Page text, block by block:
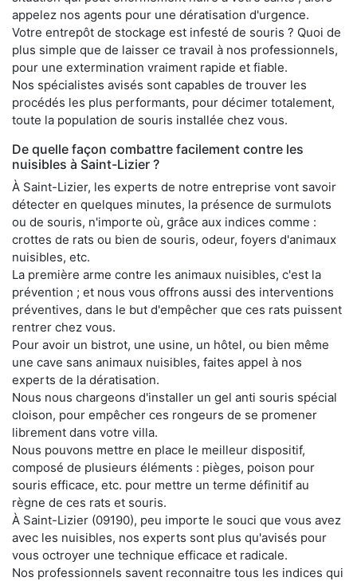
appelez nos agents pour une dératisation d'urgence.
Votre entrepôt de stockage est infesté de souris ? Quoi de
plus simple que de laisser ce travail à nos professionnels,
pour une extermination vraiment rapide et fiable.
Nos spécialistes avisés sont capables de trouver les
procédés les plus performants, pour décimer totalement,
toute la population de souris installée chez vous.
De quelle façon combattre facilement contre les
nuisibles à Saint-Lizier ?
À Saint-Lizier, les experts de notre entreprise vont savoir
détecter en quelques minutes, la présence de surmulots
ou de souris, n'importe où, grâce aux indices comme :
crottes de rats ou bien de souris, odeur, foyers d'animaux
nuisibles, etc.
La première arme contre les animaux nuisibles, c'est la
prévention ; et nous vous offrons aussi des interventions
préventives, dans le but d'empêcher que ces rats puissent
rentrer chez vous.
Pour avoir un bistrot, une usine, un hôtel, ou bien même
une cave sans animaux nuisibles, faites appel à nos
experts de la dératisation.
Nous nous chargeons d'installer un gel anti souris spécial
cloison, pour empêcher ces rongeurs de se promener
librement dans votre villa.
Nous pouvons mettre en place le meilleur dispositif,
composé de plusieurs éléments : pièges, poison pour
souris efficace, etc. pour mettre un terme définitif au
règne de ces rats et souris.
À Saint-Lizier (09190), peu importe le souci que vous avez
avec les nuisibles, nos experts sont plus qu'avisés pour
vous octroyer une technique efficace et radicale.
Nos professionnels savent reconnaitre tous les indices qui